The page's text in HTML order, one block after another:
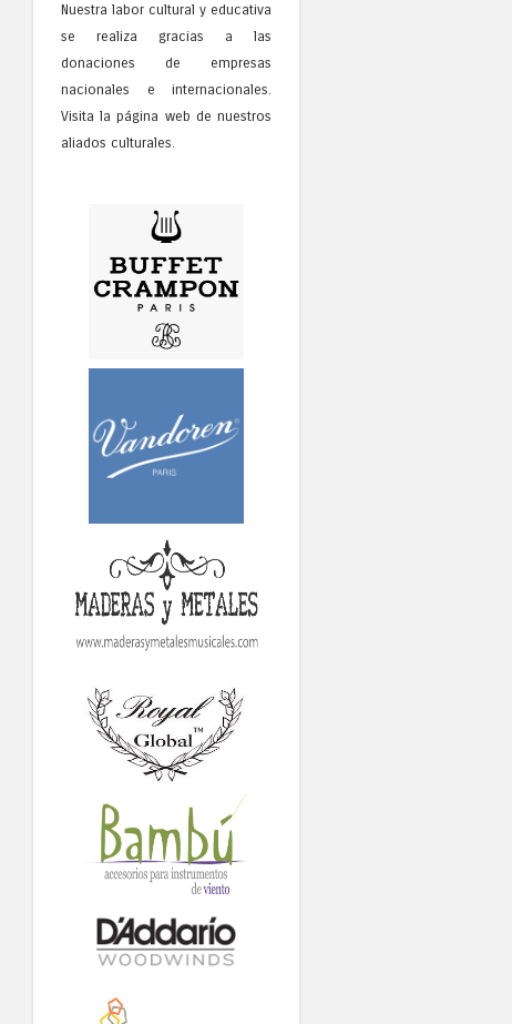
Nuestra labor cultural y educativa
se realiza gracias a las
donaciones de empresas
nacionales e internacionales.
Visita la página web de nuestros
aliados culturales.